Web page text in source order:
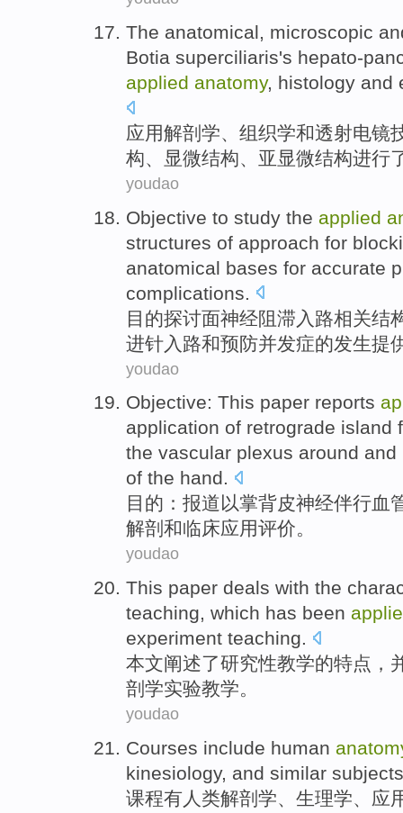
The anatomical, microscopic
Botia superciliaris's hepato-
applied anatomy, histology and
应用解剖学、 组织学和透射电镜
构、 显微结构、亚显微结构进行
youdao
Objective to study the applied
structures of approach for
anatomical bases for accurate
complications
目的探讨面神经阻滞 入路相关结
进针入路和预防并发症的发生提
youdao
Objective: This paper reports
application of retrograde island
the vascular plexus around
of the hand.
目的 ： 报道 以掌背皮神经伴行血
解剖 和临床应用评价。
youdao
This paper deals with the
teaching, which has been
experiment teaching.
本文阐述了研究性教学的特点 ，
剖学实验教学。
youdao
Courses include human
kinesiology, and similar subjects
课程有人类解剖学、 生理学、 应